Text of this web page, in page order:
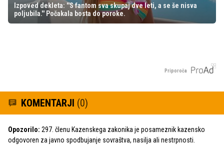
Izpoved dekleta: ''S fantom sva skupaj dve leti, a se še nisva
poljubila.'' Počakala bosta do poroke.
Priporoča
KOMENTARJI (0)
Opozorilo: 297. členu Kazenskega zakonika je posameznik kazensko
odgovoren za javno spodbujanje sovraštva, nasilja ali nestrpnosti.